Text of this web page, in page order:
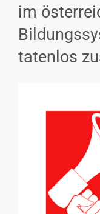
KONTAKT
im
tatenlos